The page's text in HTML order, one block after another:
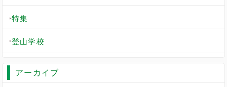
特集
登山学校
アーカイブ